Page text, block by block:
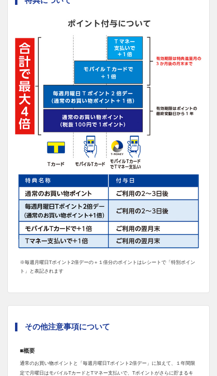
※毎週月曜日Tポイント2倍デーの＋１倍分のポイントはレシートで「特別ポイン
ト」と表記されます
その他注意事項について
■概要
通常のお買い物ポイントと「毎週月曜日Tポイント2倍デー」に加えて、１年間限
定で月曜日はモバイルTカードとTマネー支払いで、Tポイントがさらに貯まるキ